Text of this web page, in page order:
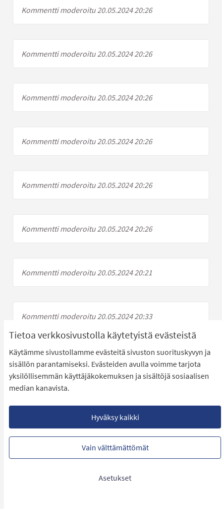
Tietoa verkkosivustolla käytetyistä evästeistä
Käytämme sivustollamme evästeitä sivuston suorituskyvyn ja
sisällön parantamiseksi. Evästeiden avulla voimme tarjota
yksilöllisemmän käyttäjäkokemuksen ja sisältöjä sosiaalisen
median kanavista.
Hyväksy kaikki
Vain välttämättömät
Asetukset
Kommentti moderoitu 20.05.2024 20:26
Kommentti moderoitu 20.05.2024 20:26
Kommentti moderoitu 20.05.2024 20:26
Kommentti moderoitu 20.05.2024 20:26
Kommentti moderoitu 20.05.2024 20:26
Kommentti moderoitu 20.05.2024 20:26
Kommentti moderoitu 20.05.2024 20:21
Kommentti moderoitu 20.05.2024 20:33
Kommentti moderoitu 20.05.2024 20:09
Kommentti moderoitu 20.05.2024 20:09
Kommentti moderoitu 20.05.2024 20:09